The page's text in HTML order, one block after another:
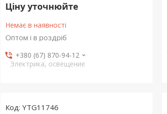
Ціну уточнюйте
Немає в наявності
Оптом і в роздріб
+380 (67) 870-94-12
Электрика, освещение
YTG11746